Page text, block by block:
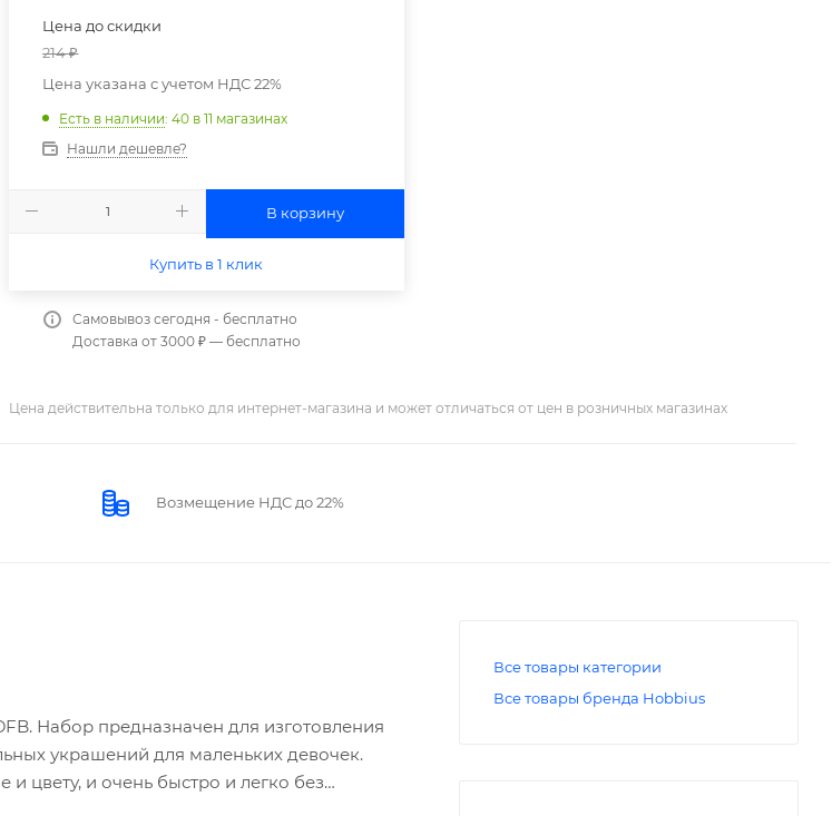
Цена до скидки
214₽
Цена указана с учетом НДС 22%
Есть в наличии: 40 в 11 магазинах
Нашли дешевле?
В корзину
Купить в 1 клик
Самовывоз сегодня - бесплатно
Доставка от 3000 ₽ — бесплатно
Цена действительна только для интернет-магазина и может отличаться от цен в розничных магазинах
Возмещение НДС до 22%
Набор предназначен для изготовления
украшений для маленьких девочек.
цвету, и очень быстро и легко без
Все товары категории
Все товары бренда Hobbius